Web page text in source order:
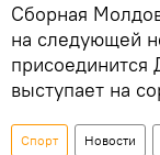
Сборная
на следующей
присоединится
выступает на
Спорт Новости